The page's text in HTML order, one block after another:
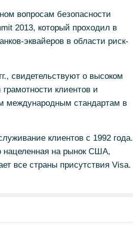
вопросам безопасности
2013, который проходил в
эквайеров в области риск-
свидетельствуют о высоком
клиентов и
международным стандартам в
клиентов с 1992 года.
нацеленная на рынок США,
все страны присутствия Visa.